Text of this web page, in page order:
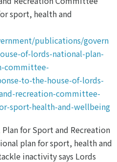
sport, health and
publications/govern
of-lords-national-plan-
committee-
to-the-house-of-lords-
recreation-committee-
sport-health-and-wellbeing
for Sport and Recreation
plan for sport, health and
inactivity says Lords